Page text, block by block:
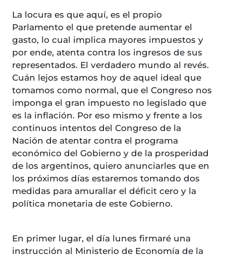
La locura es que aquí, es el propio
Parlamento el que pretende aumentar el
gasto, lo cual implica mayores impuestos y
por ende, atenta contra los ingresos de sus
representados. El verdadero mundo al revés.
Cuán lejos estamos hoy de aquel ideal que
tomamos como normal, que el Congreso nos
imponga el gran impuesto no legislado que
es la inflación. Por eso mismo y frente a los
continuos intentos del Congreso de la
Nación de atentar contra el programa
económico del Gobierno y de la prosperidad
de los argentinos, quiero anunciarles que en
los próximos días estaremos tomando dos
medidas para amurallar el déficit cero y la
política monetaria de este Gobierno.
En primer lugar, el día lunes firmaré una
instrucción al Ministerio de Economía de la